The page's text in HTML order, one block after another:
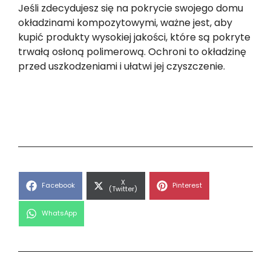
Jeśli zdecydujesz się na pokrycie swojego domu
okładzinami kompozytowymi, ważne jest, aby
kupić produkty wysokiej jakości, które są pokryte
trwałą osłoną polimerową. Ochroni to okładzinę
przed uszkodzeniami i ułatwi jej czyszczenie.
Share
Facebook Share
on
X
(Twitter) Share
Pinterest
Share
WhatsApp